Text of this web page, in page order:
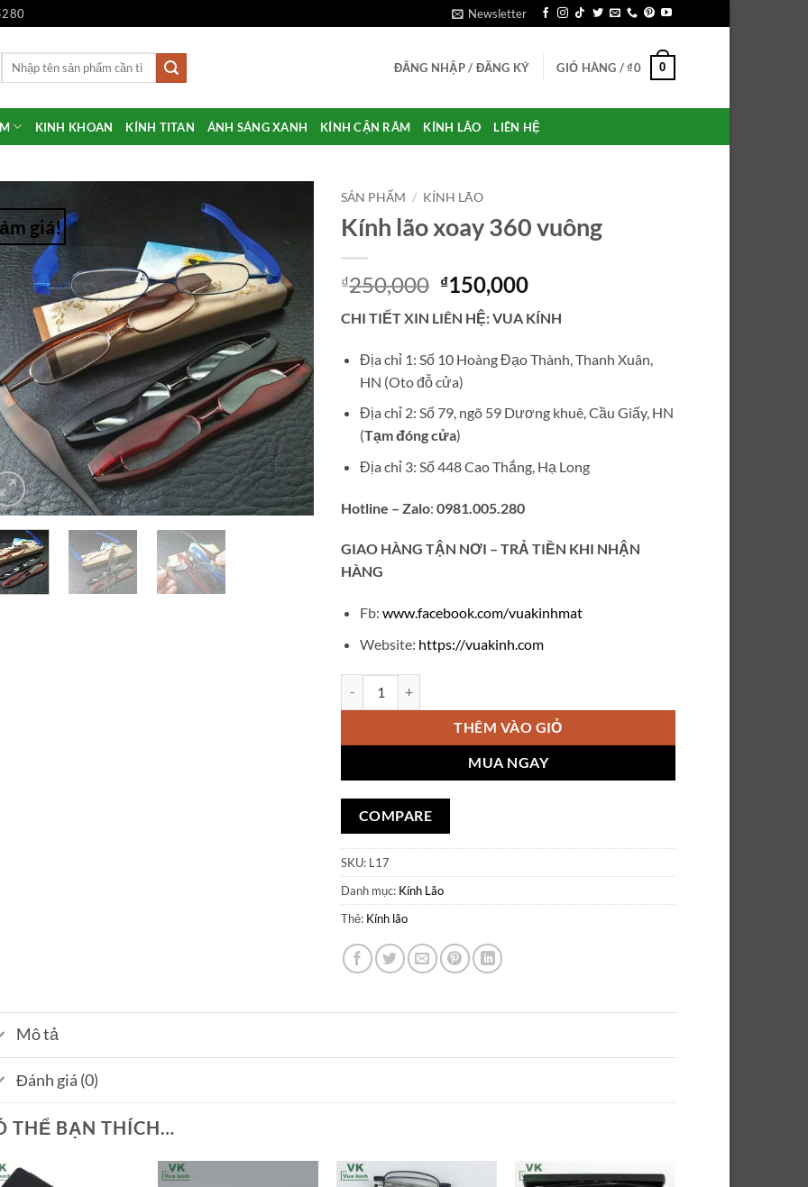
Newsletter
Tìm
ĐĂNG NHẬP / ĐĂNG KÝ GIỎ HÀNG /₫0 0
KINH KHOAN KÍNH TITAN ÁNH SÁNG XANH KÍNH CẬN RÂM KÍNH LÃO LIÊN HỆ
giá!
Add to
Wishlist
SẢN PHẨM / KÍNH LÃO
Kính lão xoay 360 vuông
₫250,000 Giá
gốc
là:
₫250,000.
₫150,000Giá
hiện
tại
₫150,000.
CHI TIẾT XIN LIÊN HỆ: VUA KÍNH
Địa chỉ 1: Số 10 Hoàng Đạo Thành, Thanh Xuân,
HN (Oto đỗ cửa)
Địa chỉ 2: Số 79, ngõ 59 Dương khuê, Cầu Giấy, HN
(Tạm đóng cửa)
Địa chỉ 3: Số 448 Cao Thắng, Hạ Long
Hotline – Zalo:0981.005.280
GIAO HÀNG TẬN NƠI – TRẢ TIỀN KHI NHẬN
HÀNG
Fb:www.facebook.com/vuakinhmat
Website: https://vuakinh.com
THÊM VÀO GIỎ
MUA NGAY
COMPARE
SKU: L17
Danh mục: Kính Lão
Thẻ: Kính lão
Mô tả
Đánh giá (0)
THỂ BẠN THÍCH…